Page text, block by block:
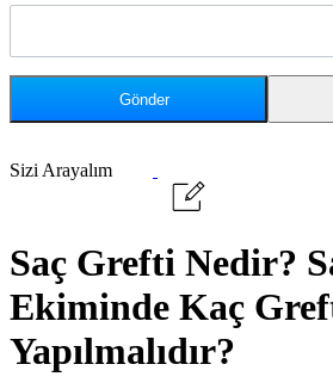
Sizi Arayalım
Saç Grefti Nedir?
Ekiminde Kaç
Yapılmalıdır?